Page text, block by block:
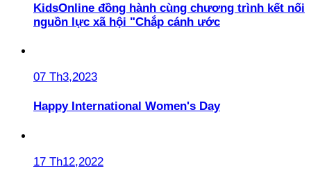
KidsOnline đồng hành cùng chương trình kết nối
nguồn lực xã hội "Chắp cánh ước
07 Th3,2023
Happy International Women's Day
17 Th12,2022